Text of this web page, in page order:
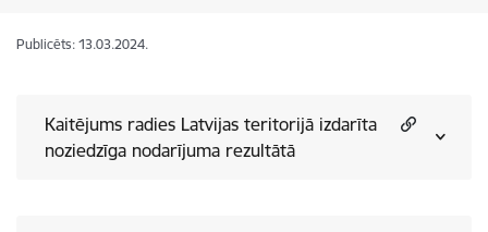
Publicēts: 13.03.2024.
Kaitējums radies Latvijas teritorijā izdarīta
noziedzīga nodarījuma rezultātā